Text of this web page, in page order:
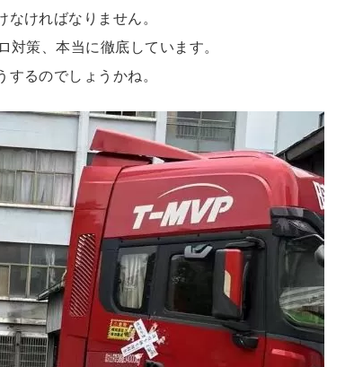
ければなりません。
策、本当に徹底しています。
るのでしょうかね。